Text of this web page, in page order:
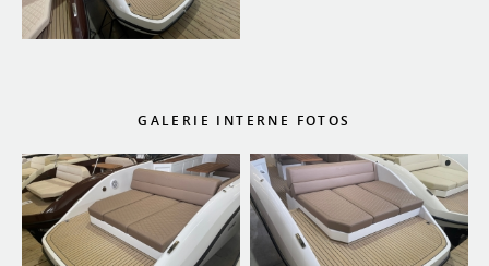
GALERIE INTERNE FOTOS